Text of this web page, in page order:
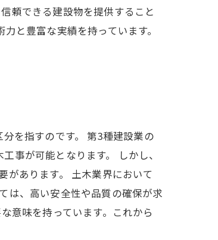
頼できる建設物を提供すること
と豊富な実績を持っています。
を指すのです。 第3種建設業の
事が可能となります。 しかし、
があります。 土木業界において
は、高い安全性や品質の確保が求
意味を持っています。これから